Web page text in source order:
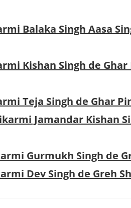
Balaka Singh Aasa
Kishan Singh de
Teja Singh de Ghar
Jamandar Kishan
Gurmukh Singh de
Dev Singh de Greh